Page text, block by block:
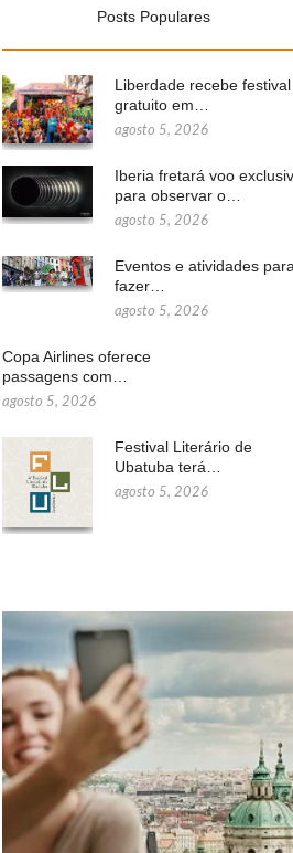
Posts Populares
Liberdade recebe festival
gratuito em…
agosto 5, 2026
Iberia fretará voo
para observar o…
agosto 5, 2026
Eventos e atividades para
fazer…
agosto 5, 2026
Copa Airlines oferece
passagens com…
agosto 5, 2026
Festival Literário de
Ubatuba terá…
agosto 5, 2026